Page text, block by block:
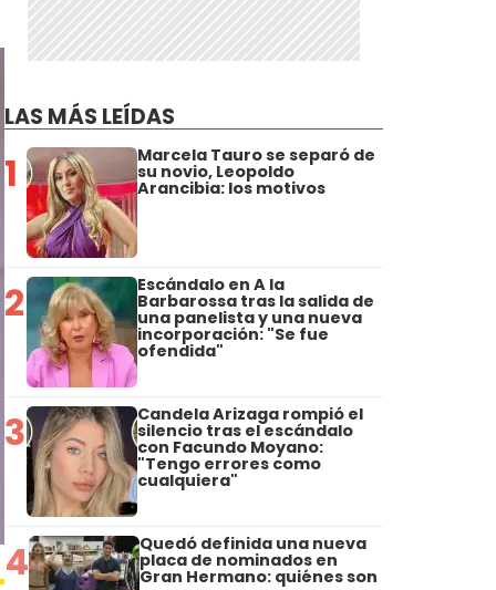
LAS MÁS LEÍDAS
1 Marcela Tauro se separó de
su novio, Leopoldo
Arancibia: los motivos
2 Escándalo en A la
Barbarossa tras la salida de
una panelista y una nueva
incorporación: "Se fue
ofendida"
3 Candela Arizaga rompió el
silencio tras el escándalo
con Facundo Moyano:
"Tengo errores como
cualquiera"
4 Quedó definida una nueva
placa de nominados en
Gran Hermano: quiénes son